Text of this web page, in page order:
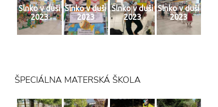
Slnko v duši
2023
Slnko v duši
2023
Slnko v duši
2023
Slnko v duši
2023
ŠPECIÁLNA MATERSKÁ ŠKOLA